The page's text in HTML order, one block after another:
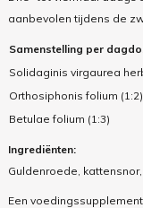
aanbevolen tijdens de
Samenstelling per
Solidaginis virgaurea
Orthosiphonis folium (1:2)
Betulae folium (1:3)
Ingrediënten:
Guldenroede, kattensnor,
Een